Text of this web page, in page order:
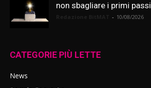
non sbagliare i primi passi
- 10/08/2026
CATEGORIE PIÙ LETTE
News